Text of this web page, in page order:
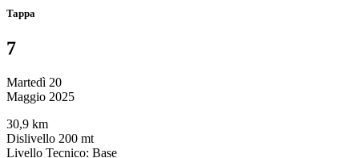
Tappa
7
Martedì 20
Maggio 2025
30,9 km
Dislivello 200 mt
Livello Tecnico: Base